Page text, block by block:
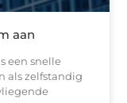
aan
een snelle
als zelfstandig